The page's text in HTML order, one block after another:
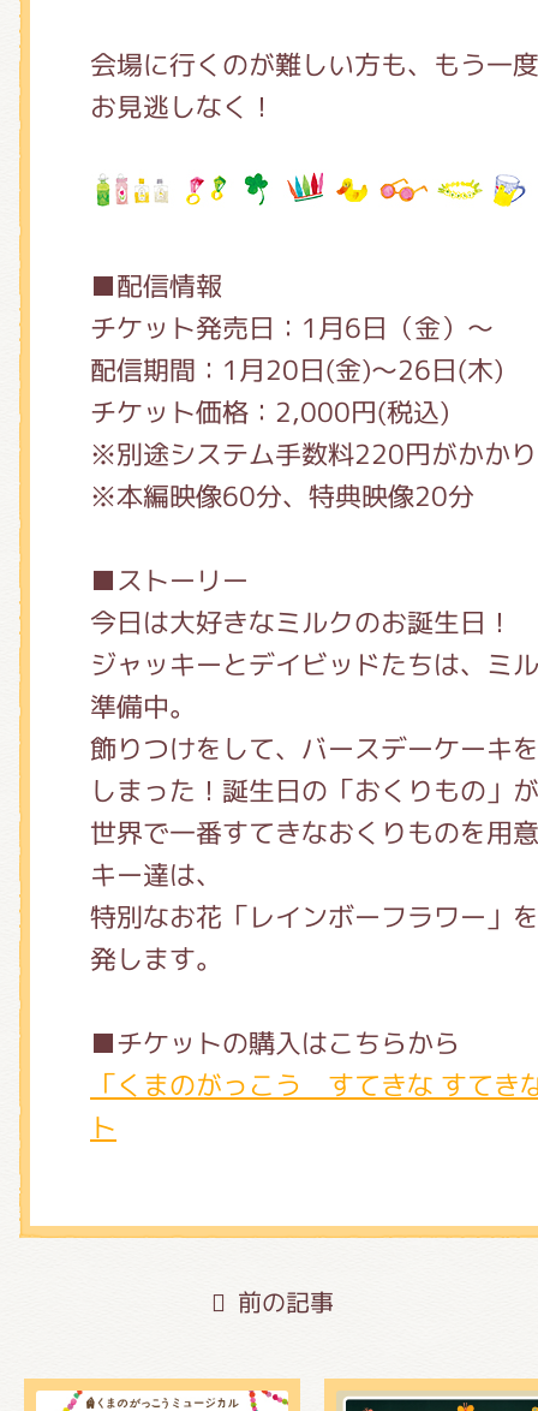
会場に行くのが難しい方も、もう一
お見逃しなく！
■配信情報
チケット発売日：1月6日（金）～
配信期間：1月20日(金)～26日(木)
チケット価格：2,000円(税込)
※別途システム手数料220円がかか
※本編映像60分、特典映像20分
■ストーリー
今⽇は⼤好きなミルクのお誕⽣⽇！
ジャッキーとデイビッドたちは、ミ
準備中。
飾りつけをして、バースデーケーキ
しまった！誕⽣⽇の「おくりもの」
世界で⼀番すてきなおくりものを⽤
キー達は、
特別なお花「レインボーフラワー」
発します。
■チケットの購入はこちらから
「くまのがっこう すてきな すてき
ト
前の記事